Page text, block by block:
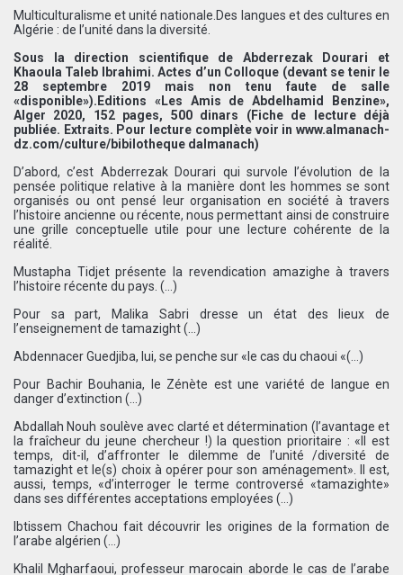
Multiculturalisme et unité nationale.Des langues et des cultures en
Algérie : de l’unité dans la diversité.
Sous la direction scientifique de Abderrezak Dourari et
Khaoula Taleb Ibrahimi. Actes d’un Colloque (devant se tenir le
28 septembre 2019 mais non tenu faute de salle
«disponible»).Editions «Les Amis de Abdelhamid Benzine»,
Alger 2020, 152 pages, 500 dinars (Fiche de lecture déjà
publiée. Extraits. Pour lecture complète voir in www.almanach-
dz.com/culture/bibilotheque dalmanach)
D’abord, c’est Abderrezak Dourari qui survole l’évolution de la
pensée politique relative à la manière dont les hommes se sont
organisés ou ont pensé leur organisation en société à travers
l’histoire ancienne ou récente, nous permettant ainsi de construire
une grille conceptuelle utile pour une lecture cohérente de la
réalité.
Mustapha Tidjet présente la revendication amazighe à travers
l’histoire récente du pays. (…)
Pour sa part, Malika Sabri dresse un état des lieux de
l’enseignement de tamazight (…)
Abdennacer Guedjiba, lui, se penche sur «le cas du chaoui «(…)
Pour Bachir Bouhania, le Zénète est une variété de langue en
danger d’extinction (…)
Abdallah Nouh soulève avec clarté et détermination (l’avantage et
la fraîcheur du jeune chercheur !) la question prioritaire : «Il est
temps, dit-il, d’affronter le dilemme de l’unité /diversité de
tamazight et le(s) choix à opérer pour son aménagement». Il est,
aussi, temps, «d’interroger le terme controversé «tamazighte»
dans ses différentes acceptations employées (…)
Ibtissem Chachou fait découvrir les origines de la formation de
l’arabe algérien (…)
Khalil Mgharfaoui, professeur marocain aborde le cas de l’arabe